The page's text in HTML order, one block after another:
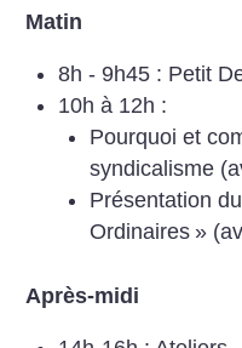
Matin
8h - 9h45 : Petit
10h à 12h :
Pourquoi et
syndicalisme
Présentation
Ordinaires »
Après-midi